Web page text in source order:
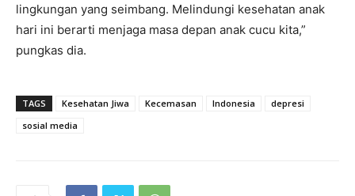
lingkungan yang seimbang. Melindungi kesehatan anak
hari ini berarti menjaga masa depan anak cucu kita,”
pungkas dia.
TAGS Kesehatan Jiwa Kecemasan Indonesia
depresi
sosial media